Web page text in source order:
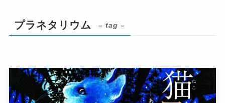
プラネタリウム – tag –